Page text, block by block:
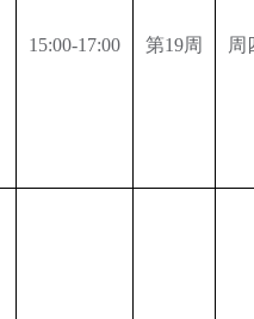
15:00-17:00 第19周 周